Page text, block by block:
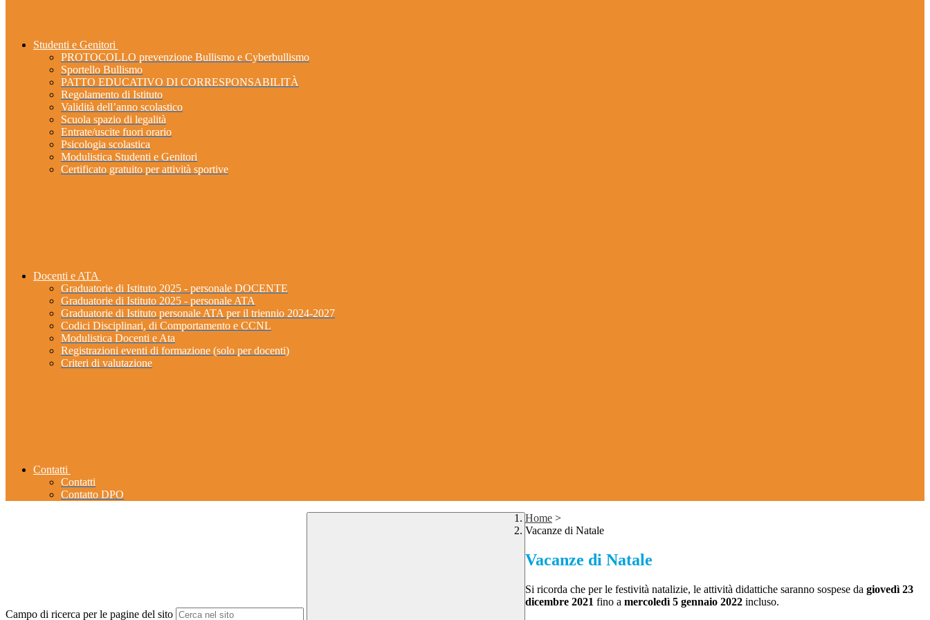
Studenti e Genitori
PROTOCOLLO prevenzione Bullismo e Cyberbullismo
Sportello Bullismo
PATTO EDUCATIVO DI CORRESPONSABILITÀ
Regolamento di Istituto
Validità dell’anno scolastico
Scuola spazio di legalità
Entrate/uscite fuori orario
Psicologia scolastica
Modulistica Studenti e Genitori
Certificato gratuito per attività sportive
Docenti e ATA
Graduatorie di Istituto 2025 - personale DOCENTE
Graduatorie di Istituto 2025 - personale ATA
Graduatorie di Istituto personale ATA per il triennio 2024-2027
Codici Disciplinari, di Comportamento e CCNL
Modulistica Docenti e Ata
Registrazioni eventi di formazione (solo per docenti)
Criteri di valutazione
Contatti
Contatti
Contatto DPO
Campo di ricerca per le pagine del sito
Home >
Vacanze di Natale
Vacanze di Natale
Si ricorda che per le festività natalizie, le attività didattiche saranno sospese da giovedì 23
dicembre 2021 fino a mercoledì 5 gennaio 2022 incluso.